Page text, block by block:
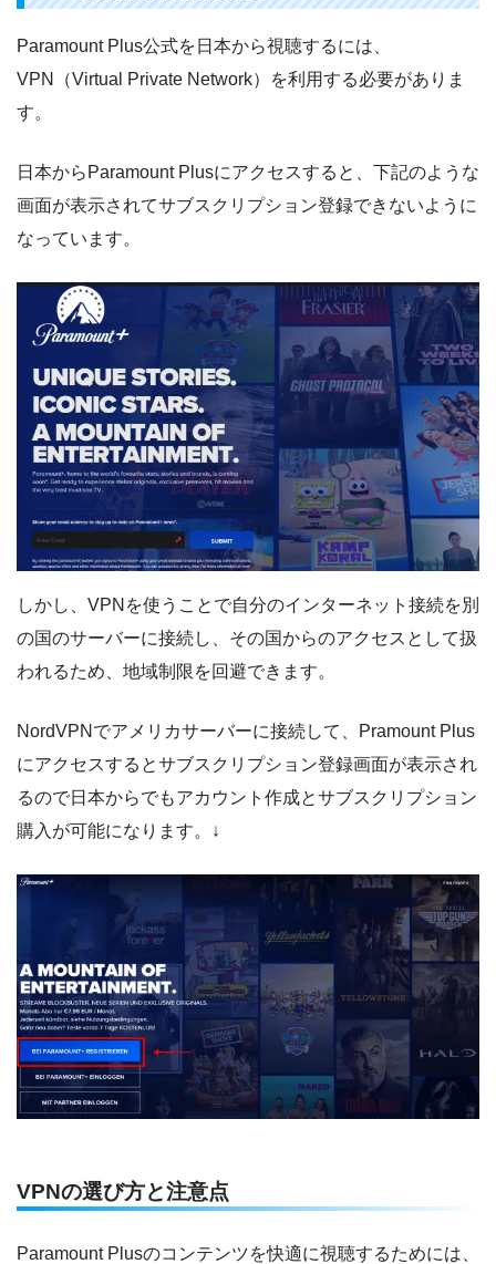
Paramount Plus公式を日本から視聴するには、
VPN（Virtual Private Network）を利用する必要がありま
す。
日本からParamount Plusにアクセスすると、下記のような
画面が表示されてサブスクリプション登録できないように
なっています。
しかし、VPNを使うことで自分のインターネット接続を別
の国のサーバーに接続し、その国からのアクセスとして扱
われるため、地域制限を回避できます。
NordVPNでアメリカサーバーに接続して、Pramount Plus
にアクセスするとサブスクリプション登録画面が表示され
るので日本からでもアカウント作成とサブスクリプション
購入が可能になります。↓
VPNの選び方と注意点
Paramount Plusのコンテンツを快適に視聴するためには、